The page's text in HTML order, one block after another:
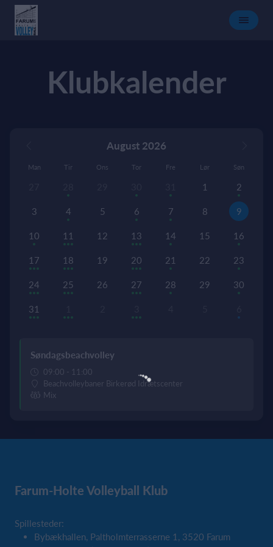
Klubkalender
August 2026
Man Tir Ons Tor Fre Lør Søn
1 2
3 4 5 6 7 8 9
10 11 12 13 14 15 16
17 18 19 20 21 22 23
24 25 26 27 28 29 30
31
Søndagsbeachvolley
09:00 - 11:00
Beachvolleybaner Birkerød Idrætscenter
Mix
Farum-Holte Volleyball Klub
Spillesteder:
Bybækhallen, Paltholmterrasserne 1, 3520 Farum